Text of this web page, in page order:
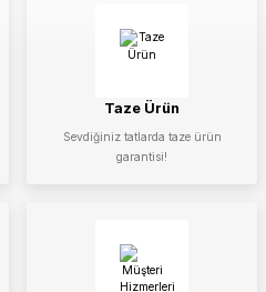
Taze Ürün
Sevdiğiniz tatlarda taze ürün
garantisi!